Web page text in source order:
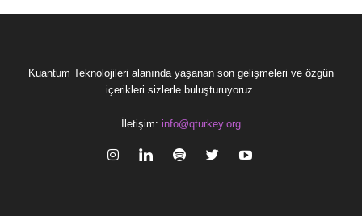
Kuantum Teknolojileri alanında yaşanan son gelişmeleri ve özgün
içerikleri sizlerle buluşturuyoruz.
İletişim: info@qturkey.org